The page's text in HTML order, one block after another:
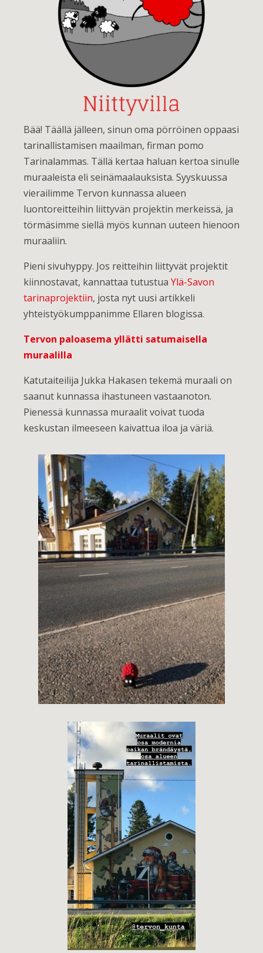
Bää! Täällä jälleen, sinun oma pörröinen oppaasi
tarinallistamisen maailman, firman pomo
Tarinalammas. Tällä kertaa haluan kertoa sinulle
muraaleista eli seinämaalauksista. Syyskuussa
vierailimme Tervon kunnassa alueen
luontoreitteihin liittyvän projektin merkeissä, ja
törmäsimme siellä myös kunnan uuteen hienoon
muraaliin.
Pieni sivuhyppy. Jos reitteihin liittyvät projektit
kiinnostavat, kannattaa tutustua Ylä-Savon
tarinaprojektiin, josta nyt uusi artikkeli
yhteistyökumppanimme Ellaren blogissa.
Tervon paloasema yllätti satumaisella
muraalilla
Katutaiteilija Jukka Hakasen tekemä muraali on
saanut kunnassa ihastuneen vastaanoton.
Pienessä kunnassa muraalit voivat tuoda
keskustan ilmeeseen kaivattua iloa ja väriä.